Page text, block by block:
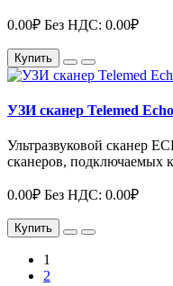
0.00₽ Без НДС: 0.00₽
Купить
УЗИ сканер Telemed
Ультразвуковой сканер
сканеров, подключаемых
0.00₽ Без НДС: 0.00₽
Купить
1
2